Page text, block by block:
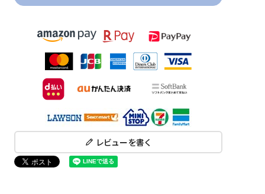
レビューを書く